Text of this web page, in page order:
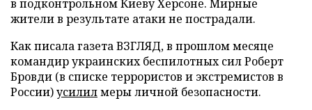
в подконтрольном Киеву Херсоне. Мирные
жители в результате атаки не пострадали.
Как писала газета ВЗГЛЯД, в прошлом месяце
командир украинских беспилотных сил Роберт
Бровди (в списке террористов и экстремистов в
России)усилилмеры личной безопасности.